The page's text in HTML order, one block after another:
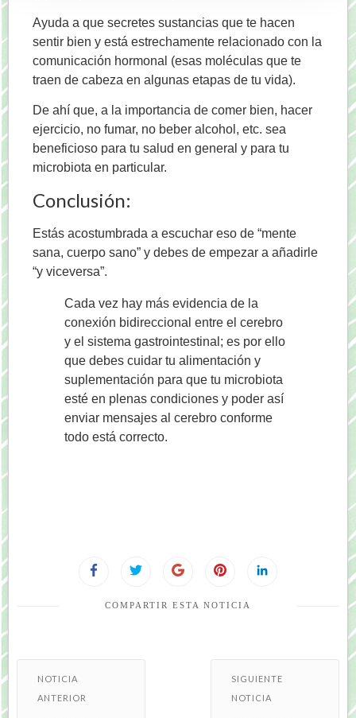
Ayuda a que secretes sustancias que te hacen
sentir bien y está estrechamente relacionado con la
comunicación hormonal (esas moléculas que te
traen de cabeza en algunas etapas de tu vida).
De ahí que, a la importancia de comer bien, hacer
ejercicio, no fumar, no beber alcohol, etc. sea
beneficioso para tu salud en general y para tu
microbiota en particular.
Conclusión:
Estás acostumbrada a escuchar eso de “mente
sana, cuerpo sano” y debes de empezar a añadirle
“y viceversa”.
Cada vez hay más evidencia de la
conexión bidireccional entre el cerebro
y el sistema gastrointestinal; es por ello
que debes cuidar tu alimentación y
suplementación para que tu microbiota
esté en plenas condiciones y poder así
enviar mensajes al cerebro conforme
todo está correcto.
COMPARTIR ESTA NOTICIA
NOTICIA
ANTERIOR
SIGUIENTE
NOTICIA